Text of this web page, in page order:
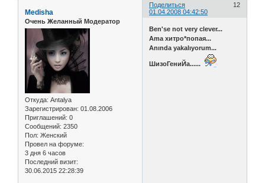
Поделиться
12
01.04.2008 04:42:50
Medisha
Очень Желанный Модератор
Откуда: Antalya
Зарегистрирован: 01.08.2006
Приглашений: 0
Сообщений: 2350
Пол: Женский
Провел на форуме:
3 дня 6 часов
Последний визит:
30.06.2015 22:28:39
Ben'se not very clever...
Ama хитро*попая...
Anında yakalıyorum...
ШизоГениЙа......